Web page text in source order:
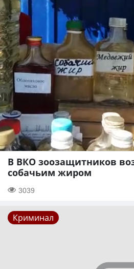
В ВКО зоозащитников
собачьим жиром
3039
Криминал